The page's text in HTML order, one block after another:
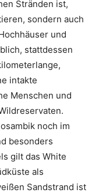
Stränden ist,
sondern auch
und
stattdessen
intakte
Menschen und
noch im
besonders
gilt das White
als
Sandstrand ist